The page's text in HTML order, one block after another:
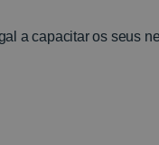
a capacitar os seus